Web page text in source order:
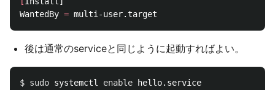
WantedBy =
後は通常のserviceと同じように起動すればよい。
$ sudo systemctl enable